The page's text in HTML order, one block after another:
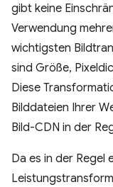
gibt keine
Verwendung
wichtigsten
sind Größe,
Diese
Bilddateien Ihrer
Bild-CDN in der
Da es in der Regel